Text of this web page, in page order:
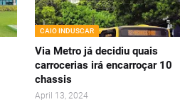
CAIO INDUSCAR
Via Metro já decidiu quais
carrocerias irá encarroçar 10
chassis
April 13, 2024